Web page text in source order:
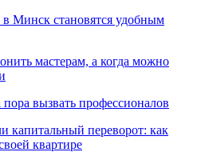
Минск становятся удобным
мастерам, а когда можно
пора вызвать профессионалов
капитальный переворот: как
квартире